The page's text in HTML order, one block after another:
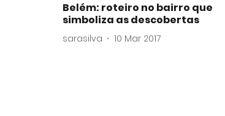
Belém: roteiro no bairro que
simboliza as descobertas
sarasilva 10 Mar 2017